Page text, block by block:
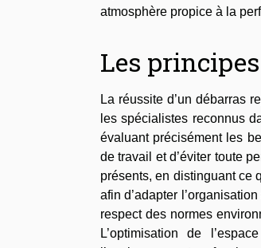
atmosphère propice à la
Les
La réussite d’un débarras
les spécialistes reconnus
évaluant précisément les
de travail et d’éviter toute
présents, en distinguant ce
afin d’adapter
respect des normes
L’optimisation de